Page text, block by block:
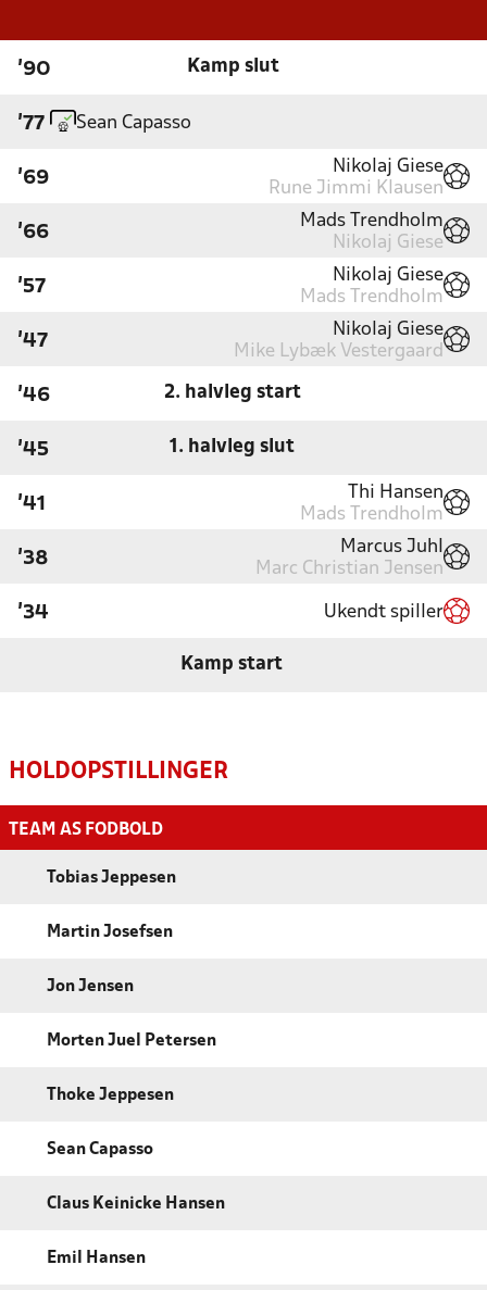
'90 Kamp slut
'77 Sean Capasso
'69
Nikolaj Giese
Rune Jimmi Klausen
'66
Mads Trendholm
Nikolaj Giese
'57
Nikolaj Giese
Mads Trendholm
'47
Nikolaj Giese
Mike Lybæk Vestergaard
'46 2. halvleg start
'45 1. halvleg slut
'41
Thi Hansen
Mads Trendholm
'38
Marcus Juhl
Marc Christian Jensen
'34 Ukendt spiller
Kamp start
HOLDOPSTILLINGER
TEAM AS FODBOLD
Tobias Jeppesen
Martin Josefsen
Jon Jensen
Morten Juel Petersen
Thoke Jeppesen
Sean Capasso
Claus Keinicke Hansen
Emil Hansen